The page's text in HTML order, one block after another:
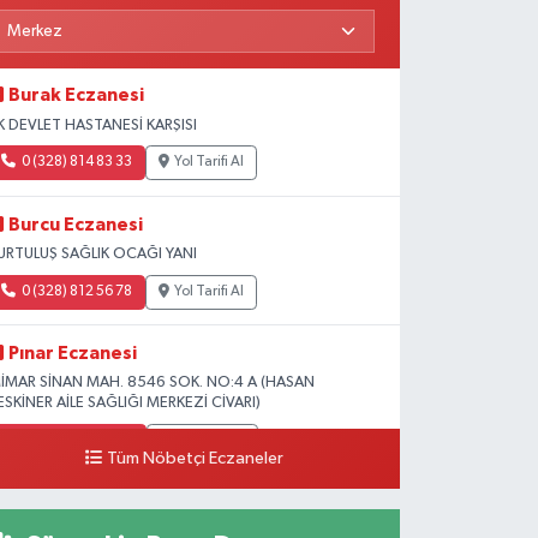
Burak Eczanesi
DEVLET HASTANESİ KARŞISI
0 (328) 814 83 33 Yol Tarifi Al
Burcu Eczanesi
SAĞLIK OCAĞI YANI
0 (328) 812 56 78 Yol Tarifi Al
Pınar Eczanesi
SİNAN MAH. 8546 SOK. NO:4 A (HASAN
AİLE SAĞLIĞI MERKEZİ CİVARI)
Tüm Nöbetçi Eczaneler